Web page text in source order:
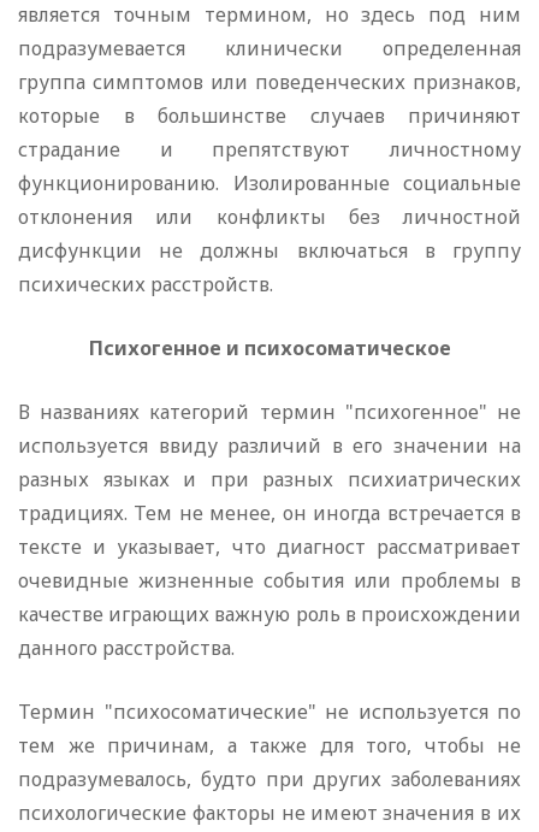
является точным термином, но здесь под ним
подразумевается клинически определенная
группа симптомов или поведенческих признаков,
которые в большинстве случаев причиняют
страдание и препятствуют личностному
функционированию. Изолированные социальные
отклонения или конфликты без личностной
дисфункции не должны включаться в группу
психических расстройств.
Психогенное и психосоматическое
В названиях категорий термин "психогенное" не
используется ввиду различий в его значении на
разных языках и при разных психиатрических
традициях. Тем не менее, он иногда встречается в
тексте и указывает, что диагност рассматривает
очевидные жизненные события или проблемы в
качестве играющих важную роль в происхождении
данного расстройства.
Термин "психосоматические" не используется по
тем же причинам, а также для того, чтобы не
подразумевалось, будто при других заболеваниях
психологические факторы не имеют значения в их